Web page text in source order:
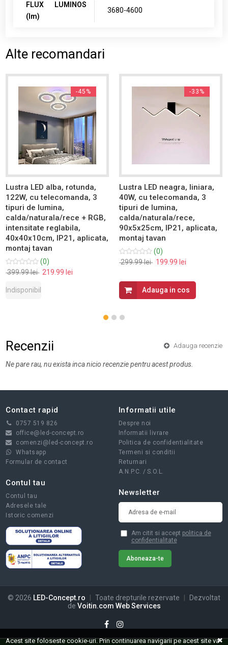
FLUX LUMINOS
(lm)
3680-4600
Alte recomandari
-45%
Lustra LED alba, rotunda,
122W, cu telecomanda, 3
tipuri de lumina,
calda/naturala/rece + RGB,
intensitate reglabila,
40x40x10cm, IP21, aplicata,
montaj tavan
(0)
399.99 lei 219.99 lei
Indisponibil
-33%
Lustra LED neagra, liniara,
40W, cu telecomanda, 3
tipuri de lumina,
calda/naturala/rece,
90x5x25cm, IP21, aplicata,
montaj tavan
(0)
299.99 lei 199.99 lei
Adauga in cos
Recenzii Adauga recenzie
Ne pare rau, nu exista inca nicio recenzie pentru acest produs.
Contact rapid
0757 519 826
office@led-concept.ro
comenzi@led-concept.ro
Whatsapp
Formular de contact
Informatii utile
Despre noi
Informatii livrare
Politica de confidentialitate
Termeni si conditii
Returnari
A.N.P.C. / S.O.L.
Contul tau
Contul tau
Adresele tale
Istoric comenzi
Newsletter
Am citit si accept politica de
confidentialitate
© 2026 LED-Concept.ro | Toate drepturile rezervate |
Dezvoltat
de Voitin.com Web Services
Acest site foloseste cookie-uri. Prin continuarea navigarii pe acest site va